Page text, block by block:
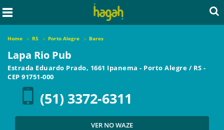
Home RS Porto Alegre Bares
Lapa Rio Pub
Estrada Eduardo Prado, 1661 Ipanema - Porto Alegre / RS -
CEP 91751-000
(51) 3372-6311
VER NO WAZE